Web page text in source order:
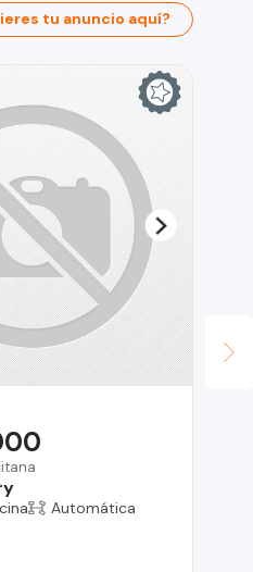
tu anuncio aquí?
Automática
La